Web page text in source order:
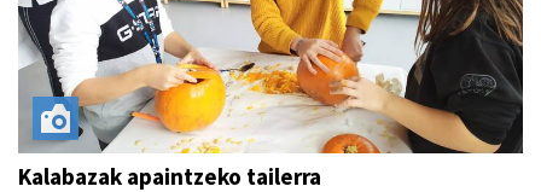
Kalabazak apaintzeko tailerra